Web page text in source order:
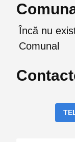
Încă nu
Comunal